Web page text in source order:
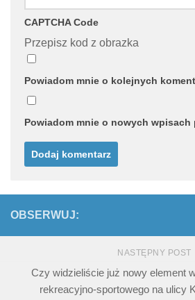
CAPTCHA Code
Przepisz kod z obrazka
Powiadom mnie o kolejnych
Powiadom mnie o nowych wpisach
OBSERWUJ:
NASTĘPNY POST
Czy widzieliście już nowy element
rekreacyjno-sportowego na ulicy